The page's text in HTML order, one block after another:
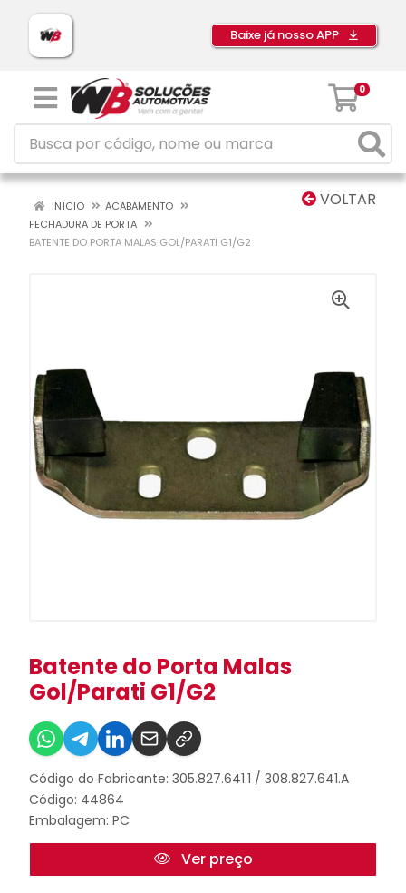
Baixe já nosso APP
0
VOLTAR
INÍCIO
ACABAMENTO
FECHADURA DE PORTA
BATENTE DO PORTA MALAS GOL/PARATI G1/G2
Batente do Porta Malas
Gol/Parati G1/G2
Código do Fabricante: 305.827.641.1 / 308.827.641.A
Código: 44864
Embalagem: PC
Ver preço